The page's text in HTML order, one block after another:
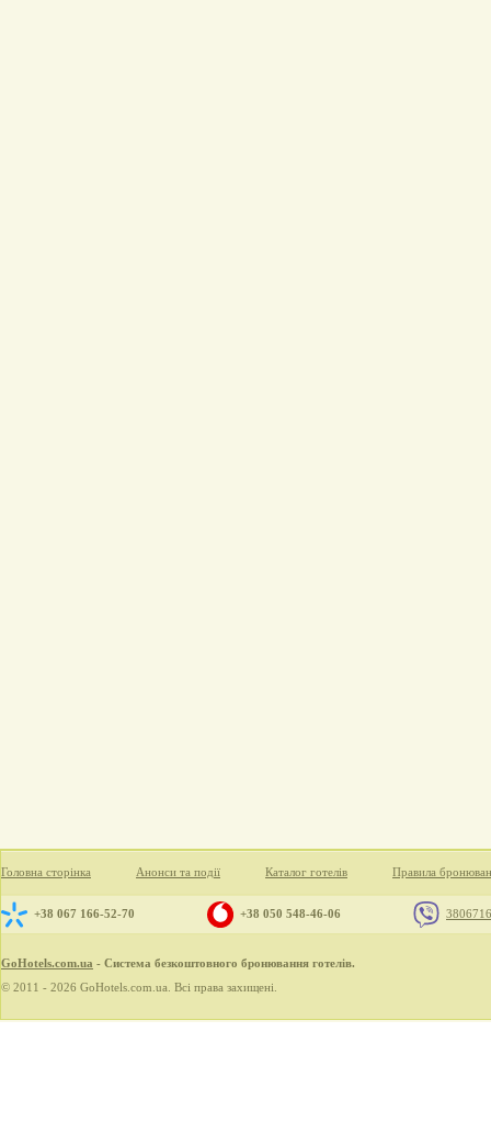
Головна сторінка Анонси та події Каталог готелів Правила
+38 067 166-52-70 +38 050 548-46-06
GoHotels.com.ua - Система безкоштовного бронювання готелів.
© 2011 - 2026 GoHotels.com.ua. Всі права захищені.